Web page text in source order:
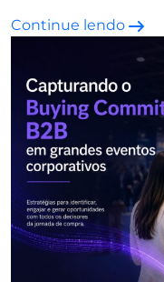
Continue lendo